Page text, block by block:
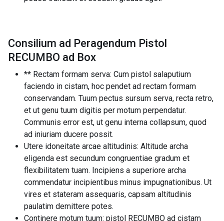
Consilium ad Peragendum Pistol
RECUMBO ad Box
** Rectam formam serva: Cum pistol salaputium
faciendo in cistam, hoc pendet ad rectam formam
conservandam. Tuum pectus sursum serva, recta retro,
et ut genu tuum digitis per motum perpendatur.
Communis error est, ut genu interna collapsum, quod
ad iniuriam ducere possit.
Utere idoneitate arcae altitudinis: Altitude archa
eligenda est secundum congruentiae gradum et
flexibilitatem tuam. Incipiens a superiore archa
commendatur incipientibus minus impugnationibus. Ut
vires et stateram assequaris, capsam altitudinis
paulatim demittere potes.
Continere motum tuum: pistol RECUMBO ad cistam